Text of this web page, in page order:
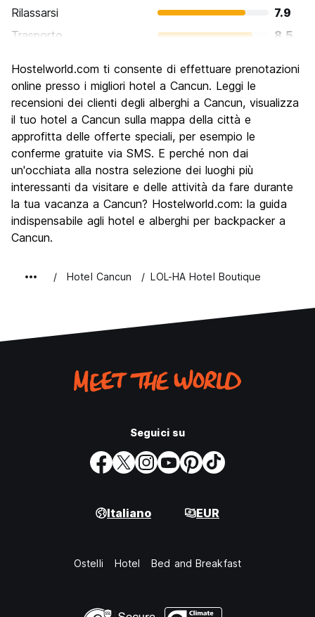
Rilassarsi
7.9
Trasporto
8.5
Luoghi di interesse culturale
Festa / Vita notturna
8.5
Qualita' Prezzo
Hostelworld.com ti consente di effettuare prenotazioni
online presso i migliori hotel a Cancun. Leggi le
recensioni dei clienti degli alberghi a Cancun, visualizza
il tuo hotel a Cancun sulla mappa della città e
approfitta delle offerte speciali, per esempio le
conferme gratuite via SMS. E perché non dai
un'occhiata alla nostra selezione dei luoghi più
interessanti da visitare e delle attività da fare durante
la tua vacanza a Cancun? Hostelworld.com: la guida
indispensabile agli hotel e alberghi per backpacker a
Cancun.
Hotel Cancun LOL-HA Hotel Boutique
Seguici su
Italiano EUR
Ostelli Hotel Bed and Breakfast